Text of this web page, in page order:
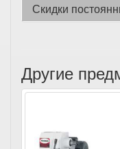
Скидки
Другие